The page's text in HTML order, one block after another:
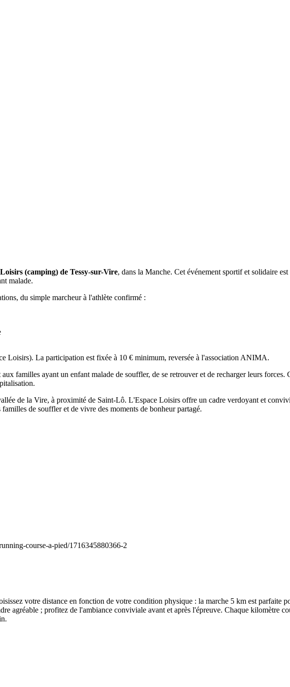
(camping) de Tessy-sur-Vire, dans la Manche. Cet événement sportif et solidaire
malade.
du simple marcheur à l'athlète confirmé :
Loisirs). La participation est fixée à 10 € minimum, reversée à l'association ANIMA.
familles ayant un enfant malade de souffler, de se retrouver et de recharger leurs forces.
de la Vire, à proximité de Saint-Lô. L'Espace Loisirs offre un cadre verdoyant et
de souffler et de vivre des moments de bonheur partagé.
course-a-pied/1716345880366-2
votre distance en fonction de votre condition physique : la marche 5 km est parfaite
agréable ; profitez de l'ambiance conviviale avant et après l'épreuve. Chaque kilomètre